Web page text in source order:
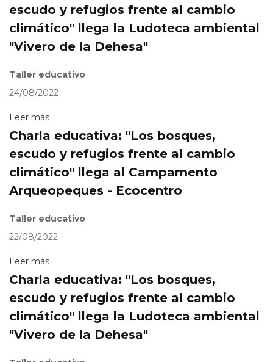
escudo y refugios frente al cambio
climático" llega la Ludoteca ambiental
"Vivero de la Dehesa"
Taller educativo
24/08/2022
Leer más
Charla educativa: "Los bosques,
escudo y refugios frente al cambio
climático" llega al Campamento
Arqueopeques - Ecocentro
Taller educativo
22/08/2022
Leer más
Charla educativa: "Los bosques,
escudo y refugios frente al cambio
climático" llega la Ludoteca ambiental
"Vivero de la Dehesa"